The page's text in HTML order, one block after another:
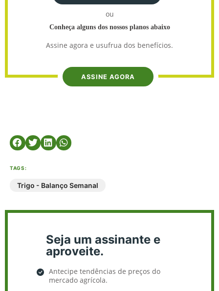
ou
Conheça alguns dos nossos planos abaixo
Assine agora e usufrua dos benefícios.
ASSINE AGORA
TAGS:
Trigo - Balanço Semanal
Seja um assinante e
aproveite.
Antecipe tendências de preços do
mercado agrícola.